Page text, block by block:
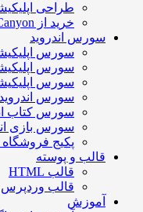
طراحی
خرید از CodeCanyon
سورس اندروید
سورس
سورس
سورس
سورس اندروید
سورس کتاب
سورس بازی
پکیج فروشگاه
قالب و پوسته
قالب HTML
قالب وردپرس
آموزش